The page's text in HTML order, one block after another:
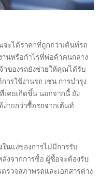
ะได้ราคาที่ถูกกว่าเต้นท์รถ
นหรือกำไรที่พ่อค้าคนกลาง
าของรถยังช่วยให้คุณได้รับ
ารใช้งานรถ เช่น การบำรุง
คยเกิดขึ้น นอกจากนี้ ยัง
ง่ายกว่าซื้อรถจากเต้นท์
นแง่ของการไม่มีการรับ
งจากการซื้อ ผู้ซื้อจะต้องรับ
รวจสภาพรถและเอกสารต่าง